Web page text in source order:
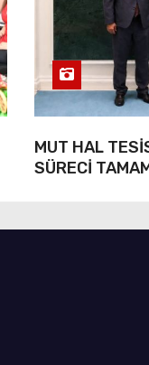
MUT HAL
SÜRECİ